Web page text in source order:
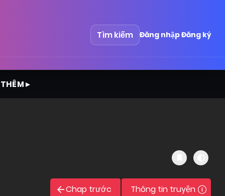
Tìm kiếm Đăng nhậpĐăng ký
▸
Chap trước Thông tin truyện